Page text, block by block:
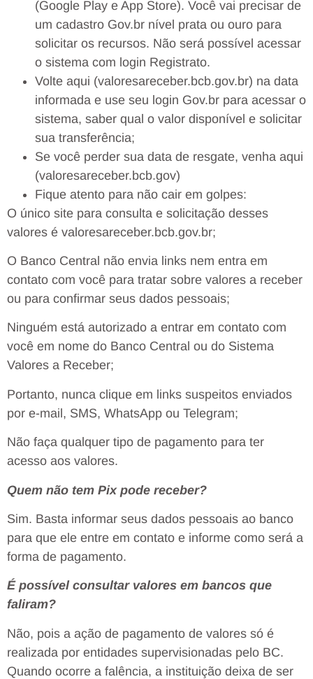
(Google Play e App Store). Você vai precisar de
um cadastro Gov.br nível prata ou ouro para
solicitar os recursos. Não será possível acessar
o sistema com login Registrato.
Volte aqui (valoresareceber.bcb.gov.br) na data
informada e use seu login Gov.br para acessar o
sistema, saber qual o valor disponível e solicitar
sua transferência;
Se você perder sua data de resgate, venha aqui
(valoresareceber.bcb.gov)
Fique atento para não cair em golpes:
O único site para consulta e solicitação desses
valores é valoresareceber.bcb.gov.br;
O Banco Central não envia links nem entra em
contato com você para tratar sobre valores a receber
ou para confirmar seus dados pessoais;
Ninguém está autorizado a entrar em contato com
você em nome do Banco Central ou do Sistema
Valores a Receber;
Portanto, nunca clique em links suspeitos enviados
por e-mail, SMS, WhatsApp ou Telegram;
Não faça qualquer tipo de pagamento para ter
acesso aos valores.
Quem não tem Pix pode receber?
Sim. Basta informar seus dados pessoais ao banco
para que ele entre em contato e informe como será a
forma de pagamento.
É possível consultar valores em bancos que
faliram?
Não, pois a ação de pagamento de valores só é
realizada por entidades supervisionadas pelo BC.
Quando ocorre a falência, a instituição deixa de ser